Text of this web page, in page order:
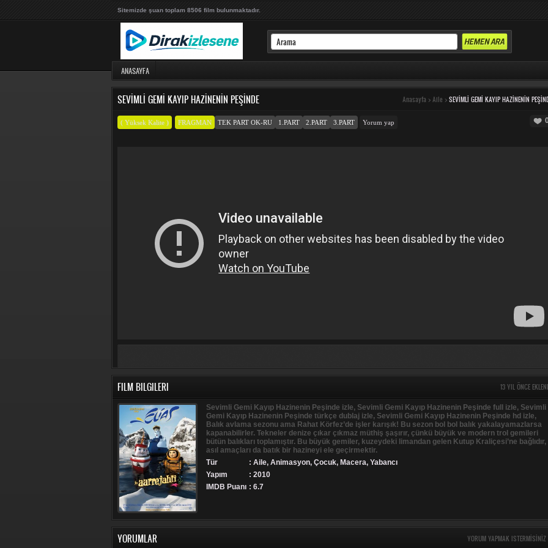
Sitemizde şuan toplam 8506 film bulunmaktadır.
ANASAYFA
SEVIMLI GEMI KAYIP HAZINENIN PEŞINDE Anasayfa > Aile > SEVIMLI GEMI KAYIP HAZINENIN
( Yüksek Kalite ) FRAGMAN TEK PART OK-RU 1.PART 2.PART 3.PART Yorum yap
FILM BILGILERI 13 YIL ÖNCE
Sevimli Gemi Kayıp Hazinenin Peşinde izle, Sevimli Gemi Kayıp Hazinenin Peşinde full izle, Sevimli
Gemi Kayıp Hazinenin Peşinde türkçe dublaj izle, Sevimli Gemi Kayıp Hazinenin Peşinde hd izle,
Balık avlama sezonu ama Rahat Körfez’de işler karışık! Bu sezon bol bol balık yakalayamazlarsa
kapanabilirler. Tekneler denize çıkar çıkmaz müthiş şaşırır, çünkü büyük ve modern trol gemileri
bütün balıkları toplamıştır. Bu büyük gemiler, kuzeydeki limandan gelen Kutup Kraliçesi’ne bağlıdır,
asıl amaçları da batık bir hazineyi ele geçirmektir.
Tür
: Aile, Animasyon, Çocuk, Macera, Yabancı
Yapım
: 2010
IMDB Puanı : 6.7
YORUMLAR YORUM YAPMAK